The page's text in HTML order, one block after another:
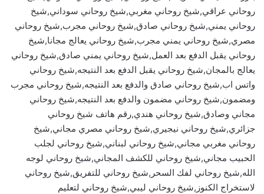
روحاني عراقي,شيخ روحاني مغربي,شيخ روحاني سوداني,شيخ
روحاني يمني,شيخ روحاني صادق,شيخ روحاني مجرب,شيخ روحاني
مصري,شيخ روحاني يمني مجرب,شيخ روحاني يعالج مجانا,شيخ
روحاني يقبل الدفع بعد العمل,شيخ روحاني يمني صادق,شيخ روحاني
يعالج بالمجان,شيخ روحاني يقبل الدفع بعد النتيجه,شيخ روحاني
واتس اب,شيخ روحاني صادق والدفع بعد النتيجه,شيخ روحاني مجرب
ومضمون,شيخ روحاني مضمون والدفع بعد النتيجه,شيخ روحاني
مجاني وصادق,شيخ روحاني هندي,رقم هاتف شيخ روحاني
جزائري,شيخ روحاني نيجيري,شيخ روحاني مصري مجاني,شيخ
روحاني مغربي مجاني,شيخ روحاني لبناني,شيخ روحاني لجلب
الحبيب مجاني,شيخ روحاني للكشف المجاني,شيخ روحاني لوجه
الله,شيخ روحاني لفك السحر,شيخ روحاني للتفريق,شيخ روحاني
لاستخراج الكنوز,شيخ روحاني ليبي,شيخ روحاني لتعليم